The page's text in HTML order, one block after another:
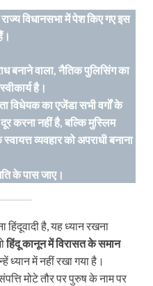
विधानसभा में पेश किए गए इस
बनाने वाला, नैतिक पुलिसिंग का
है।
विधेयक का एजेंडा सभी वर्गों के
करना नहीं है, बल्कि मुस्लिम
व्यवहार को अपराधी बनाना
के पास जाए।
है, यह ध्यान रखना
हिंदू कानून में विरासत के समान
ध्यान में नहीं रखा गया है।
मोटे तौर पर पुरुष के नाम पर